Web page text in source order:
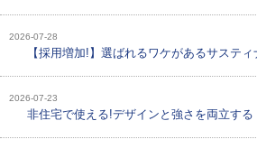
2026-07-28
【採用増加!】選ばれるワケがあるサステ
2026-07-23
非住宅で使える!デザインと強さを両立する